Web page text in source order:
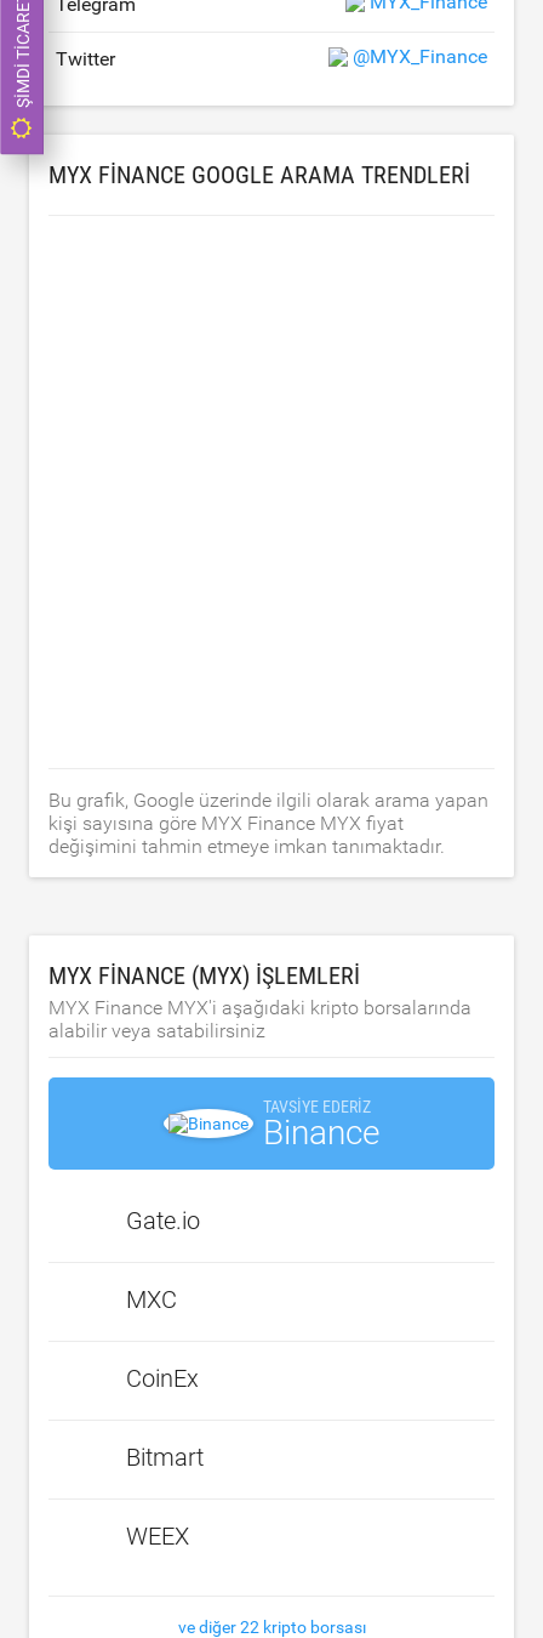
Twitter @MYX_Finance
MYX FINANCE GOOGLE ARAMA TRENDLERI
Bu grafik, Google üzerinde ilgili olarak arama yapan
kişi sayısına göre MYX Finance MYX fiyat
değişimini tahmin etmeye imkan tanımaktadır.
MYX FINANCE (MYX) IŞLEMLERI
MYX Finance MYX'i aşağıdaki kripto borsalarında
alabilir veya satabilirsiniz
TAVSIYE EDERIZ
Binance
Gate.io
MXC
CoinEx
Bitmart
WEEX
ve diğer 22 kripto borsası
ŞIMDI TICARET YAP